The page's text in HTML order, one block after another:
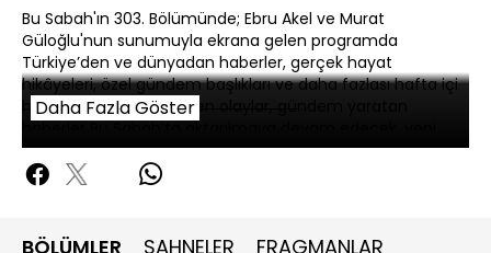
Bu Sabah'ın 303. Bölümünde; Ebru Akel ve Murat
Güloğlu'nun sunumuyla ekrana gelen programda
Türkiye’den ve dünyadan haberler, gerçek hayat
hikâyeleri, özel gündem başlıkları ve daha fazlası hafta içi
her gün sizlerle. İlgi çeken olaylar, gündem yaratan
sezonda da hafta içi sabahlarınızın vazgeçilmezi olmayı
sürdürecek. Satır aralarında kalan başlıklarla, görünenin
Daha Fazla Göster
BÖLÜMLER SAHNELER FRAGMANLAR